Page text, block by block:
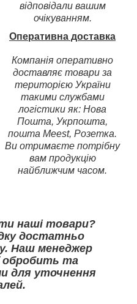
відповідали вашим
очікуванням.
Оперативна доставка
Компанія оперативно
доставляє товари за
територією України
такими службами
логістики як: Нова
Пошта, Укрпошта,
пошта Meest, Розетка.
Ви отримаєте потрібну
вам продукцію
найближчим часом.
наші товари?
достатньо
Наш менеджер
обробить та
для уточнення